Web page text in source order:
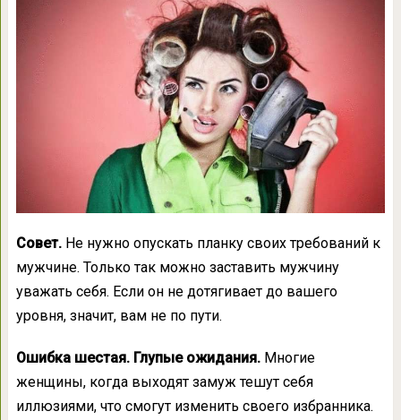
Совет.Не нужно опускать планку своих требований к
мужчине. Только так можно заставить мужчину
уважать себя. Если он не дотягивает до вашего
уровня, значит, вам не по пути.
Ошибка шестая. Глупые ожидания.Многие
женщины, когда выходят замуж тешут себя
иллюзиями, что смогут изменить своего избранника.